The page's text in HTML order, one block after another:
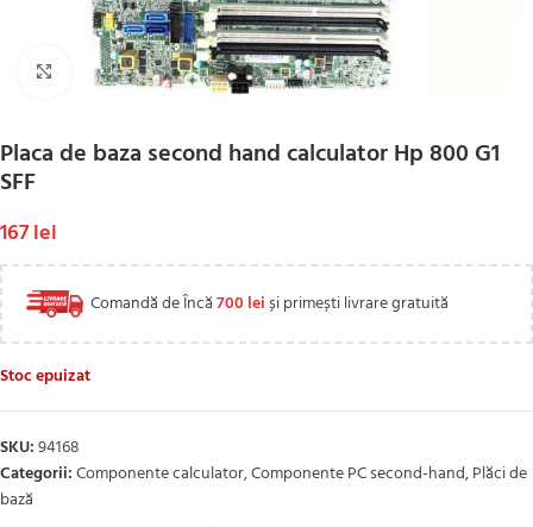
Click to enlarge
Placa de baza second hand calculator Hp 800 G1
SFF
167lei
Comandă de Încă700 leiși primești livrare gratuită
Stoc epuizat
SKU:94168
Categorii:Componente calculator,Componente PC second-hand,Plăci de
bază